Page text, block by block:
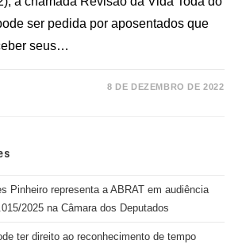
ser pedida por aposentados que
seus…
8 DE DEZEMBRO DE 2022
Pinheiro representa a ABRAT em audiência
2025 na Câmara dos Deputados
ter direito ao reconhecimento de tempo